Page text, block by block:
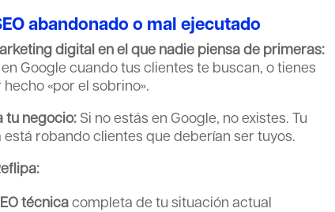
abandonado o mal ejecutado
digital en el que nadie piensa de primeras:
Google cuando tus clientes te buscan, o tienes
hecho «por el sobrino».
tu negocio:Si no estás en Google, no existes. Tu
robando clientes que deberían ser tuyos.
técnicacompleta de tu situación actual